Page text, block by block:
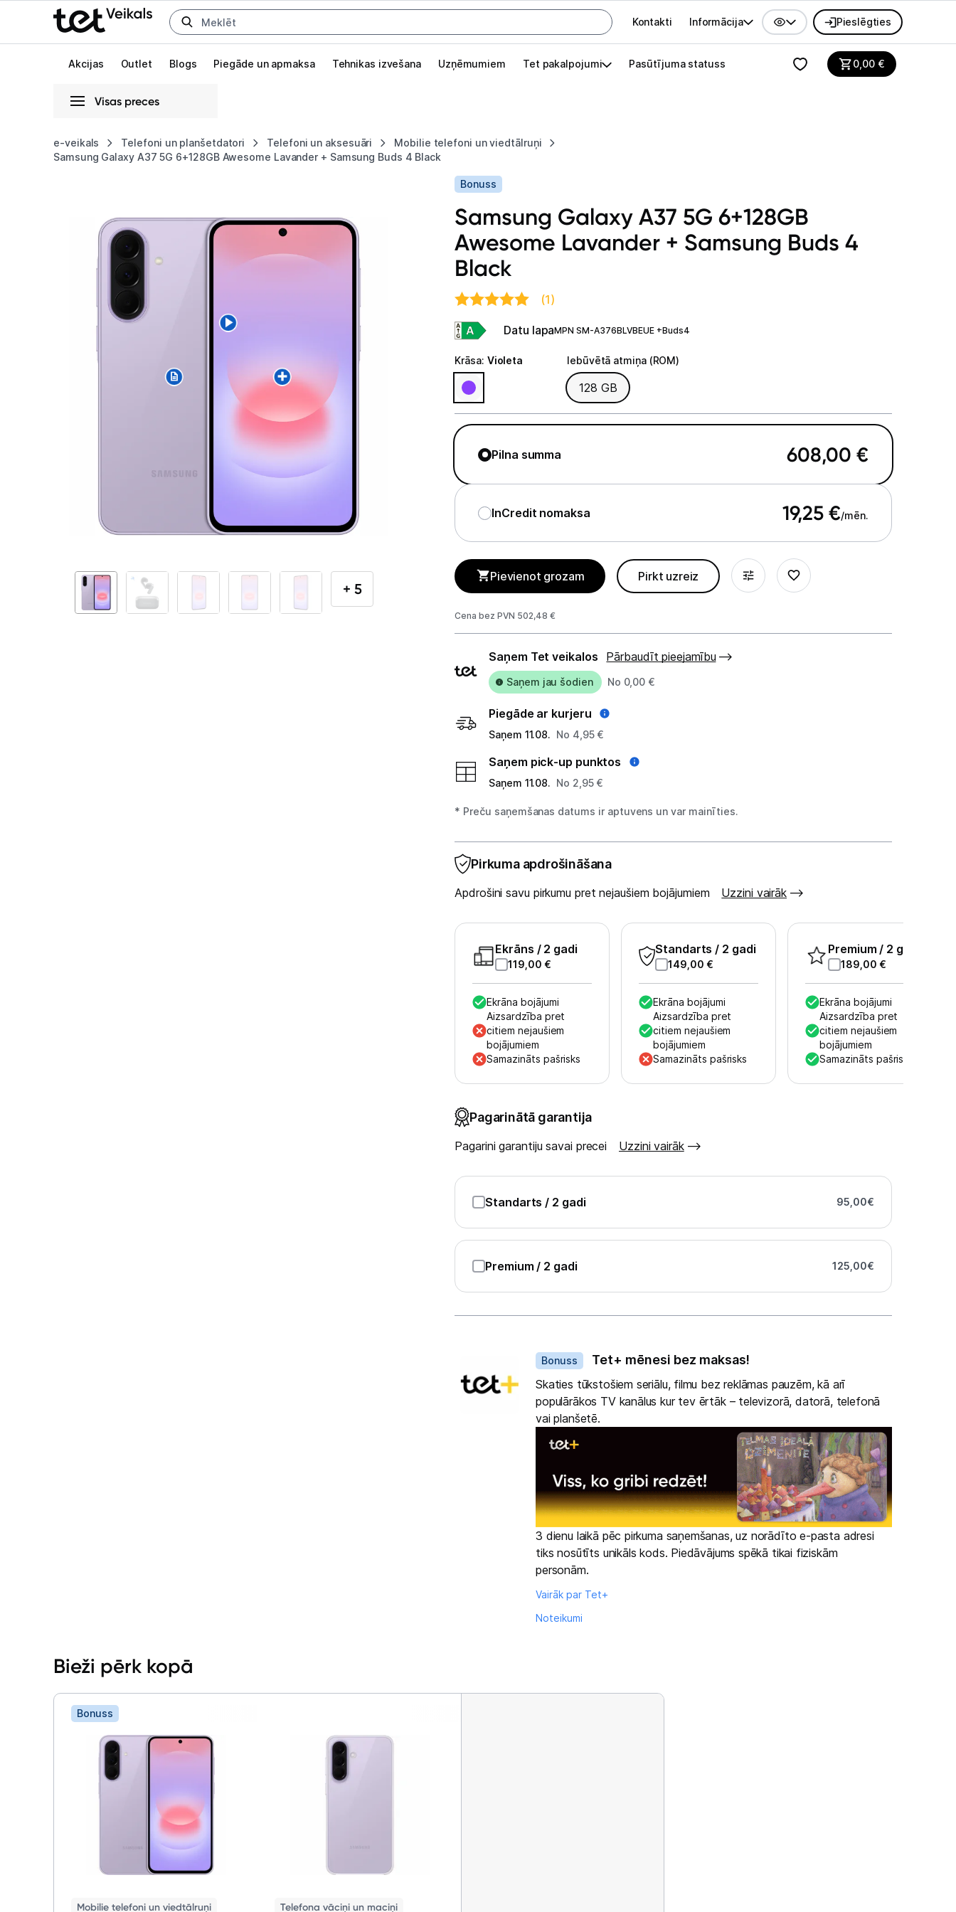
Uz kategorijam Uz galveno saturu
Galvenes izvēlne
Kontakti Informācija Pieslēgties
Akcijas Outlet Blogs Piegāde un apmaksa Tehnikas izvešana Uzņēmumiem Tet pakalpojumi Pasūtījuma statuss 0,00€
Visas preces
e-veikals Telefoni un planšetdatori Telefoni un aksesuāri
Mobilie telefoni un viedtālruņi
Samsung Galaxy A37 5G 6+128GB Awesome Lavander + Samsung Buds 4 Black
Pieslēgties
Akcijas
Izvēlies kāroto ierīci izdevīgāk!
Telefoni, planšetdatori
Telefoni un aksesuāri
Mobilie telefoni un viedtālruņi
Akumulatori (Power bank)
Auto telefona turētāji
Lādētāji, kabeļi un adapteri
Brīvroku austiņas
Sadzīves tehnika
Ražotāju atjaunota tehnika
Vēlmju saraksts
6+128GB
Awesome
Lavander
+ 5
Bonuss
Samsung Galaxy A37 5G 6+128GB
Awesome Lavander + Samsung Buds 4
Black
(1)
Datu lapaMPN SM-A376BLVBEUE +Buds4
Krāsa: Violeta Iebūvētā atmiņa (ROM)
Iebūvētā atmiņa (ROM)
128 GB
Pilna summa 608,00 €
InCredit nomaksa 19,25 €/mēn.
Pievienot grozam Pirkt uzreiz
Cena bez PVN 502,48 €
Piegādes
veidi
Saņem Tet veikalos Pārbaudīt pieejamību
Saņem jau šodien No 0,00 €
Piegāde ar kurjeru
Saņem 11.08. No 4,95 €
Saņem pick-up punktos
Saņem 11.08. No 2,95 €
* Preču saņemšanas datums ir aptuvens un var mainīties.
Pirkuma apdrošināšana
Apdrošini savu pirkumu pret nejaušiem bojājumiem Uzzini vairāk
Ekrāns / 2 gadi
119,00 €
Ekrāna bojājumi
Aizsardzība pret
citiem nejaušiem
bojājumiem
Samazināts pašrisks
Standarts / 2 gadi
149,00 €
Ekrāna bojājumi
Aizsardzība pret
citiem nejaušiem
bojājumiem
Samazināts pašrisks
Premium / 2 gadi
189,00 €
Ekrāna bojājumi
Aizsardzība pret
citiem nejaušiem
bojājumiem
Samazināts pašrisks
Pagarinātā garantija
Pagarini garantiju savai precei Uzzini vairāk
Standarts / 2 gadi 95,00€
Premium / 2 gadi 125,00€
Bonuss Tet+ mēnesi bez maksas!
Skaties tūkstošiem seriālu, filmu bez reklāmas pauzēm, kā arī
populārākos TV kanālus kur tev ērtāk – televizorā, datorā, telefonā
vai planšetē.
3 dienu laikā pēc pirkuma saņemšanas, uz norādīto e-pasta adresi
tiks nosūtīts unikāls kods. Piedāvājums spēkā tikai fiziskām
personām.
Vairāk par Tet+
Noteikumi
Bieži pērk kopā
Bonuss
Mobilie telefoni un viedtālruņi Telefona vāciņi un maciņi